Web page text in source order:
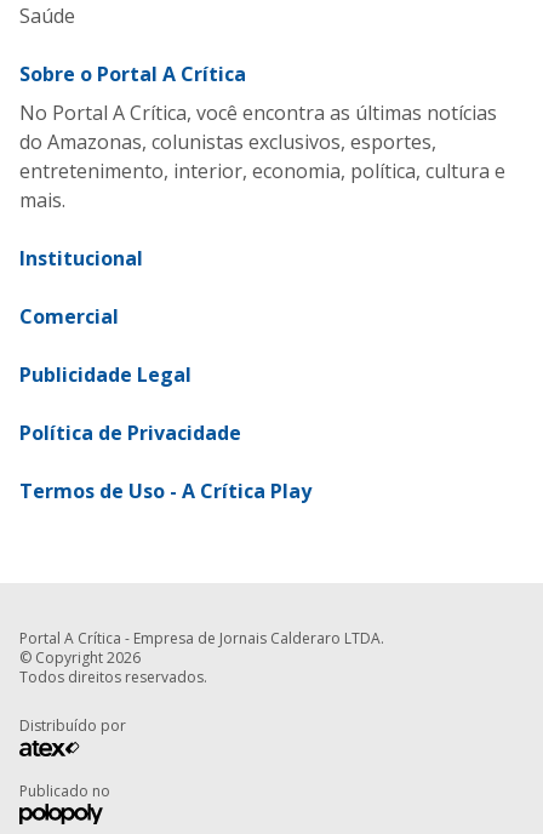
Saúde
Sobre o Portal A Crítica
No Portal A Crítica, você encontra as últimas notícias
do Amazonas, colunistas exclusivos, esportes,
entretenimento, interior, economia, política, cultura e
mais.
Institucional
Comercial
Publicidade Legal
Política de Privacidade
Termos de Uso - A Crítica Play
Portal A Crítica - Empresa de Jornais Calderaro LTDA.
© Copyright 2026
Todos direitos reservados.
Distribuído por
Publicado no